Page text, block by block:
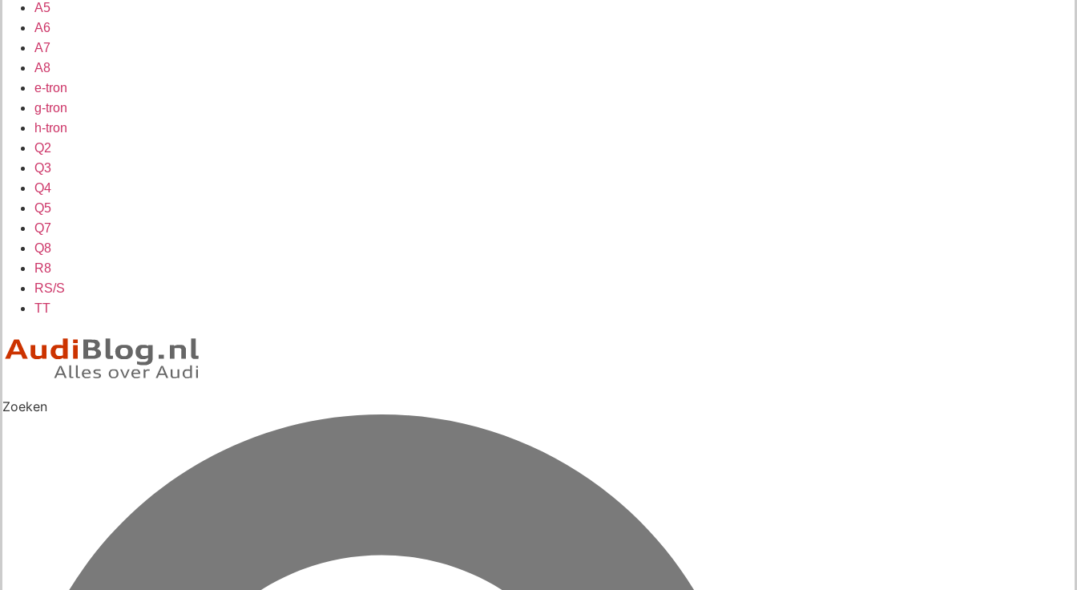
A5
A6
A7
A8
e-tron
g-tron
h-tron
Q2
Q3
Q4
Q5
Q7
Q8
R8
RS/S
TT
Zoeken